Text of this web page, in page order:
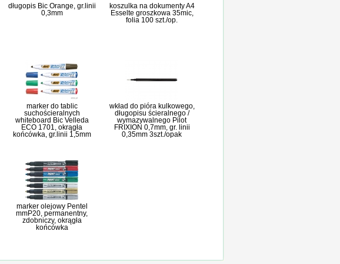
długopis Bic Orange, gr.linii
0,3mm
koszulka na dokumenty A4
Esselte groszkowa 35mic,
folia 100 szt./op.
marker do tablic
suchościeralnych
whiteboard Bic Velleda
ECO 1701, okrągła
końcówka, gr.linii 1,5mm
wkład do pióra kulkowego,
długopisu ścieralnego /
wymazywalnego Pilot
FRIXION 0,7mm, gr. linii
0,35mm 3szt./opak
marker olejowy Pentel
mmP20, permanentny,
zdobniczy, okrągła
końcówka